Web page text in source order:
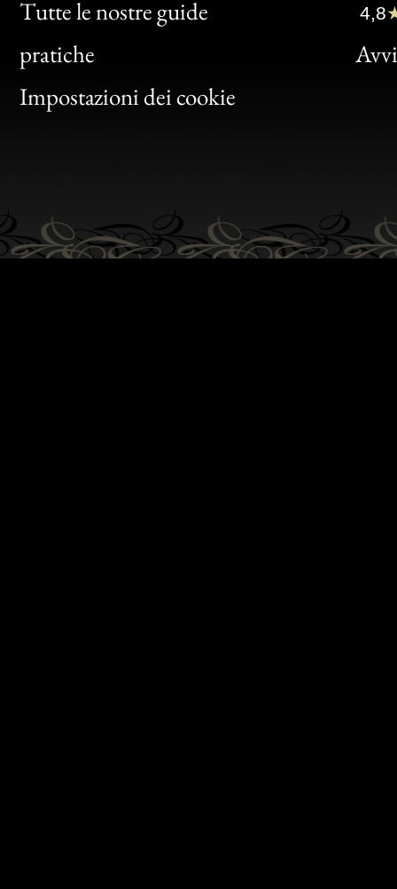
Tutte le nostre guide
pratiche
Impostazioni dei cookie
Clic
Bon
4,8